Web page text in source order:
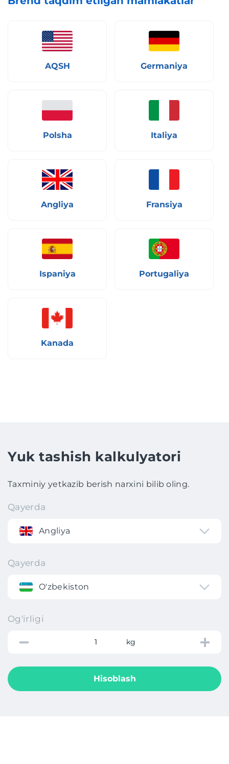
AQSH Germaniya
Polsha Italiya
Angliya Fransiya
Ispaniya Portugaliya
Kanada
Yuk tashish kalkulyatori
Taxminiy yetkazib berish narxini bilib oling.
Qayerda
Angliya
Qayerda
O'zbekiston
Og'irligi
kg
Hisoblash